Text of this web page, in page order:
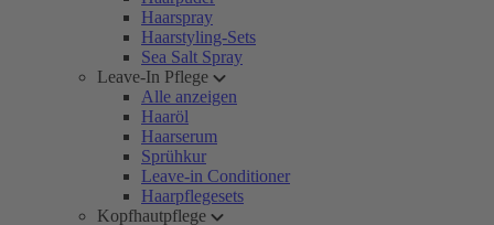
Haarspray
Haarstyling-Sets
Sea Salt Spray
Leave-In Pflege
Alle anzeigen
Haaröl
Haarserum
Sprühkur
Leave-in Conditioner
Haarpflegesets
Kopfhautpflege